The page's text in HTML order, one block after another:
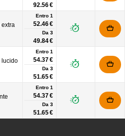
92.56 €
extra
Entro 1
52.46 €
Da 3
49.84 €
lucido
Entro 1
54.37 €
Da 3
51.65 €
Entro 1
54.37 €
Da 3
51.65 €